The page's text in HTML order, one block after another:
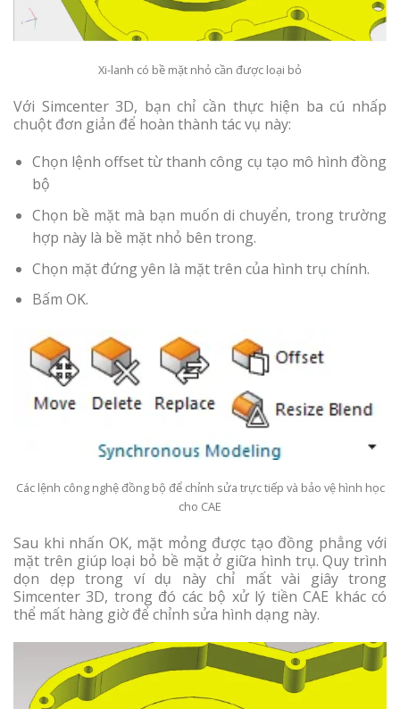
Xi-lanh có bề mặt nhỏ cần được loại bỏ
Với Simcenter 3D, bạn chỉ cần thực hiện ba cú nhấp
chuột đơn giản để hoàn thành tác vụ này:
Chọn lệnh offset từ thanh công cụ tạo mô hình đồng
bộ
Chọn bề mặt mà bạn muốn di chuyển, trong trường
hợp này là bề mặt nhỏ bên trong.
Chọn mặt đứng yên là mặt trên của hình trụ chính.
Bấm OK.
Các lệnh công nghệ đồng bộ để chỉnh sửa trực tiếp và bảo vệ hình học
cho CAE
Sau khi nhấn OK, mặt mỏng được tạo đồng phẳng với
mặt trên giúp loại bỏ bề mặt ở giữa hình trụ. Quy trình
dọn dẹp trong ví dụ này chỉ mất vài giây trong
Simcenter 3D, trong đó các bộ xử lý tiền CAE khác có
thể mất hàng giờ để chỉnh sửa hình dạng này.